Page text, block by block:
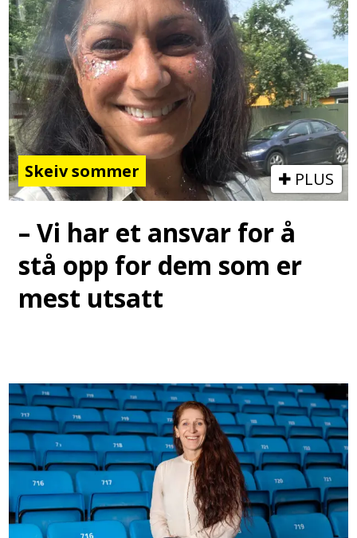
Skeiv sommer PLUS
– Vi har et ansvar for å
stå opp for dem som er
mest utsatt